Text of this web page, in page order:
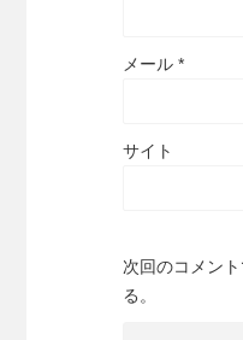
メール *
サイト
次回のコメン
る。